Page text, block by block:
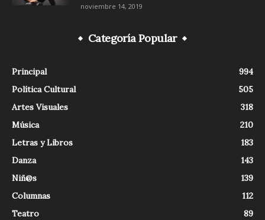
noviembre 14, 2019
Categoría Popular
Principal
994
Política Cultural
505
Artes Visuales
318
Música
210
Letras y Libros
183
Danza
143
Niñ@s
139
Columnas
112
Teatro
89